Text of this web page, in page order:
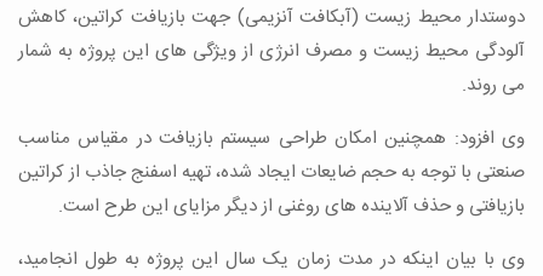
دوستدار محیط زیست (آبکافت آنزیمی) جهت بازیافت کراتین، کاهش
آلودگی محیط زیست و مصرف انرژی از ویژگی های این پروژه به شمار
می روند.
وی افزود: همچنین امکان طراحی سیستم بازیافت در مقیاس مناسب
صنعتی با توجه به حجم ضایعات ایجاد شده، تهیه اسفنج جاذب از کراتین
بازیافتی و حذف آلاینده های روغنی از دیگر مزایای این طرح است.
وی با بیان اینکه در مدت زمان یک سال این پروژه به طول انجامید،